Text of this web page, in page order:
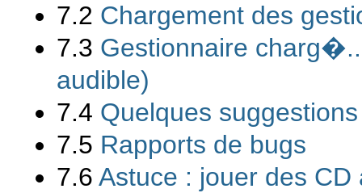
7.2 Chargement des
7.3 Gestionnaire
audible)
7.4 Quelques suggestions
7.5 Rapports de bugs
7.6 Astuce : jouer des CD